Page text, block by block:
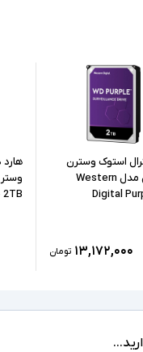
استوک وسترن
دیجیتال مدل Western
Digital
۱۳,۱۷۲,۰۰۰ تومان